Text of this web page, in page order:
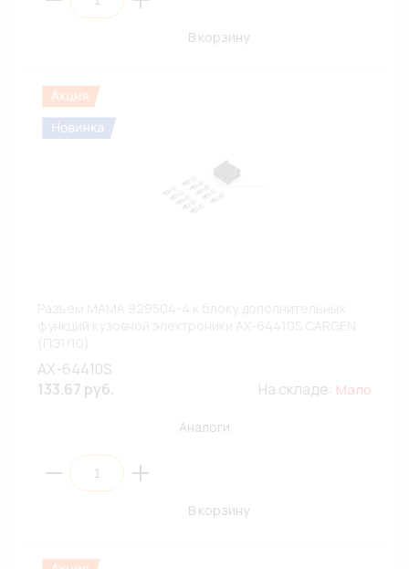
В корзину
AX-64410S
133.67 руб.
На складе: Мало
Аналоги
В корзину